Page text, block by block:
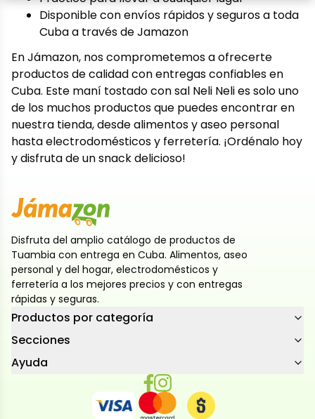
Disponible con envíos rápidos y seguros a toda
Cuba a través de Jamazon
En Jámazon, nos comprometemos a ofrecerte
productos de calidad con entregas confiables en
Cuba. Este maní tostado con sal Neli Neli es solo uno
de los muchos productos que puedes encontrar en
nuestra tienda, desde alimentos y aseo personal
hasta electrodomésticos y ferretería. ¡Ordénalo hoy
y disfruta de un snack delicioso!
Disfruta del amplio catálogo de productos de
Tuambia con entrega en Cuba. Alimentos, aseo
personal y del hogar, electrodomésticos y
ferretería a los mejores precios y con entregas
rápidas y seguras.
Productos por categoría
Secciones
Ayuda